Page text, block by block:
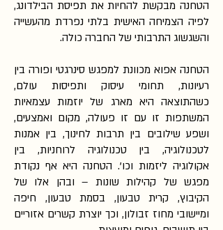
הטחנה מבקשת להחיות את תפיסת הבילדונג,
לפיה הצמיחה האישית בלתי נפרדת מהעשייה
והשגשוג התרבותי של החברה כולה.
הטחנה אפוא מכוונת למפגש סינרגטי ופורה בין
רעיונות, תחומי עיסוק ותפיסות עולם,
כשהתוצאה היא מארג של יוזמות עצמאיות
המשתפות זו עם זו פעולה, מקום ואמצעים,
ושפע שילובים בין תרבות לחינוך, בין אמנות
לטכנולוגיה, בין טכנולוגיה לרוחניות, בין
אקולוגיה ליזמות וכו'. הטחנה היא אף נקודת
מפגש של קהילות שונות – ובהן אלו של
הקיבוץ, קרית טבעון, בסמת טבעון, חיפה
ומיישובי מחוז זבולון, וכך יוצרת קשרים אזוריים